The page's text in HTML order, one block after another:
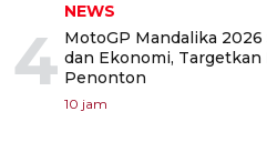
4
NEWS
MotoGP Mandalika
dan Ekonomi, Targetkan
Penonton
10 jam